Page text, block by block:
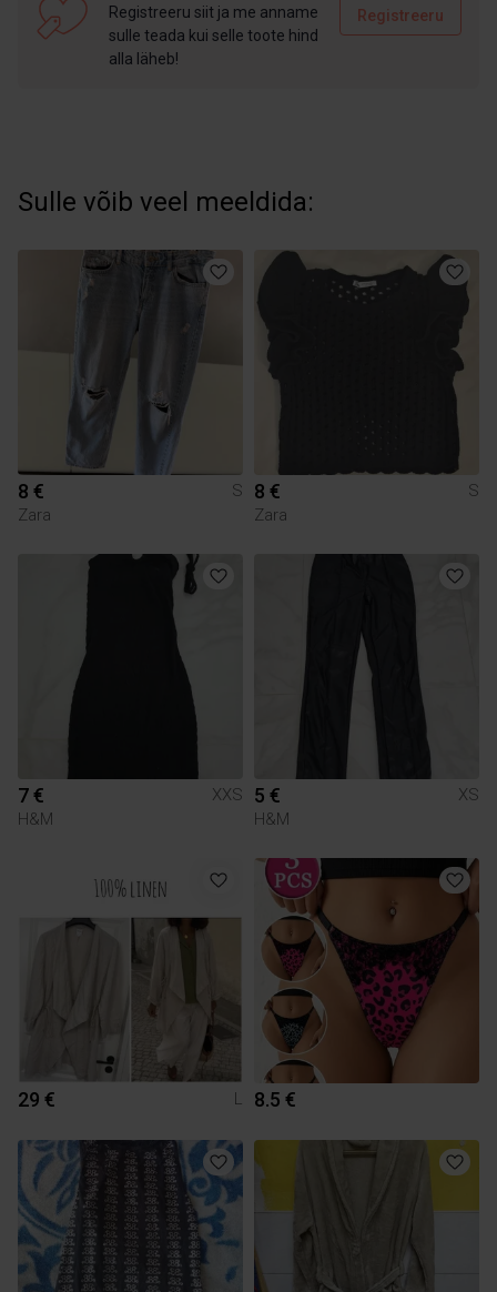
Registreeru siit ja me anname
sulle teada kui selle toote hind
alla läheb!
Registreeru
Sulle võib veel meeldida:
8 €
S
Zara
8 €
S
Zara
7 €
XXS
H&M
5 €
XS
H&M
29 € L 8.5 €